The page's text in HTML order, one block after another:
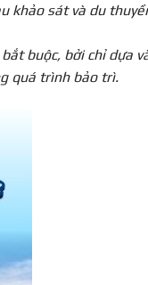
khảo sát và du
buộc, bởi chỉ dựa
quá trình bảo trì.